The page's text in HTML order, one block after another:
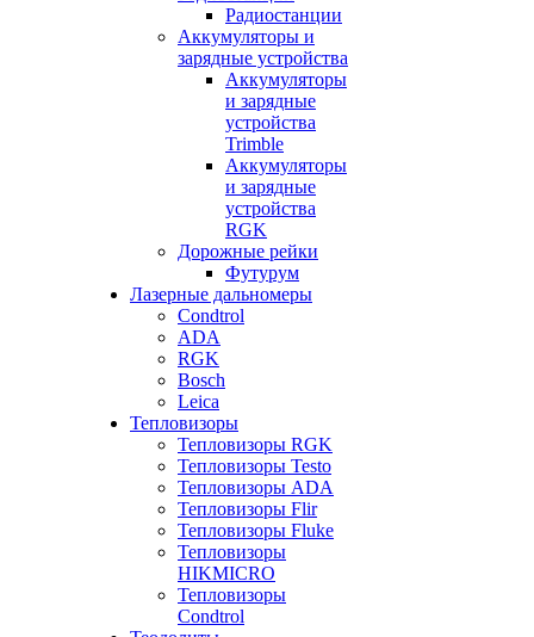
Радиостанции
Аккумуляторы и
зарядные устройства
Аккумуляторы
и зарядные
устройства
Trimble
Аккумуляторы
и зарядные
устройства
RGK
Дорожные рейки
Футурум
Лазерные дальномеры
Condtrol
ADA
RGK
Bosch
Leica
Тепловизоры
Тепловизоры RGK
Тепловизоры Testo
Тепловизоры ADA
Тепловизоры Flir
Тепловизоры Fluke
Тепловизоры
HIKMICRO
Тепловизоры
Condtrol